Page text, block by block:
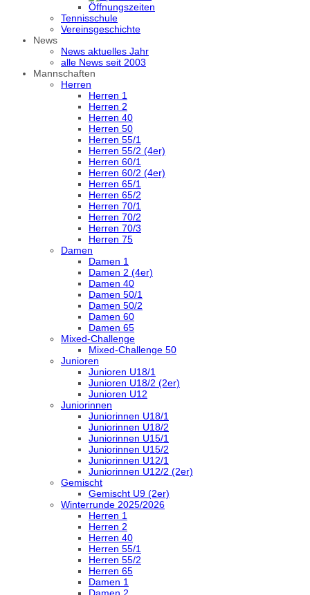
Öffnungszeiten
Tennisschule
Vereinsgeschichte
News
News aktuelles Jahr
alle News seit 2003
Mannschaften
Herren
Herren 1
Herren 2
Herren 40
Herren 50
Herren 55/1
Herren 55/2 (4er)
Herren 60/1
Herren 60/2 (4er)
Herren 65/1
Herren 65/2
Herren 70/1
Herren 70/2
Herren 70/3
Herren 75
Damen
Damen 1
Damen 2 (4er)
Damen 40
Damen 50/1
Damen 50/2
Damen 60
Damen 65
Mixed-Challenge
Mixed-Challenge 50
Junioren
Junioren U18/1
Junioren U18/2 (2er)
Junioren U12
Juniorinnen
Juniorinnen U18/1
Juniorinnen U18/2
Juniorinnen U15/1
Juniorinnen U15/2
Juniorinnen U12/1
Juniorinnen U12/2 (2er)
Gemischt
Gemischt U9 (2er)
Winterrunde 2025/2026
Herren 1
Herren 2
Herren 40
Herren 55/1
Herren 55/2
Herren 65
Damen 1
Damen 2